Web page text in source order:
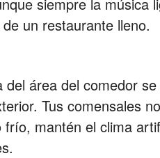
un restaurante lleno.
del área del comedor
Tus comensales
frío, mantén el clima